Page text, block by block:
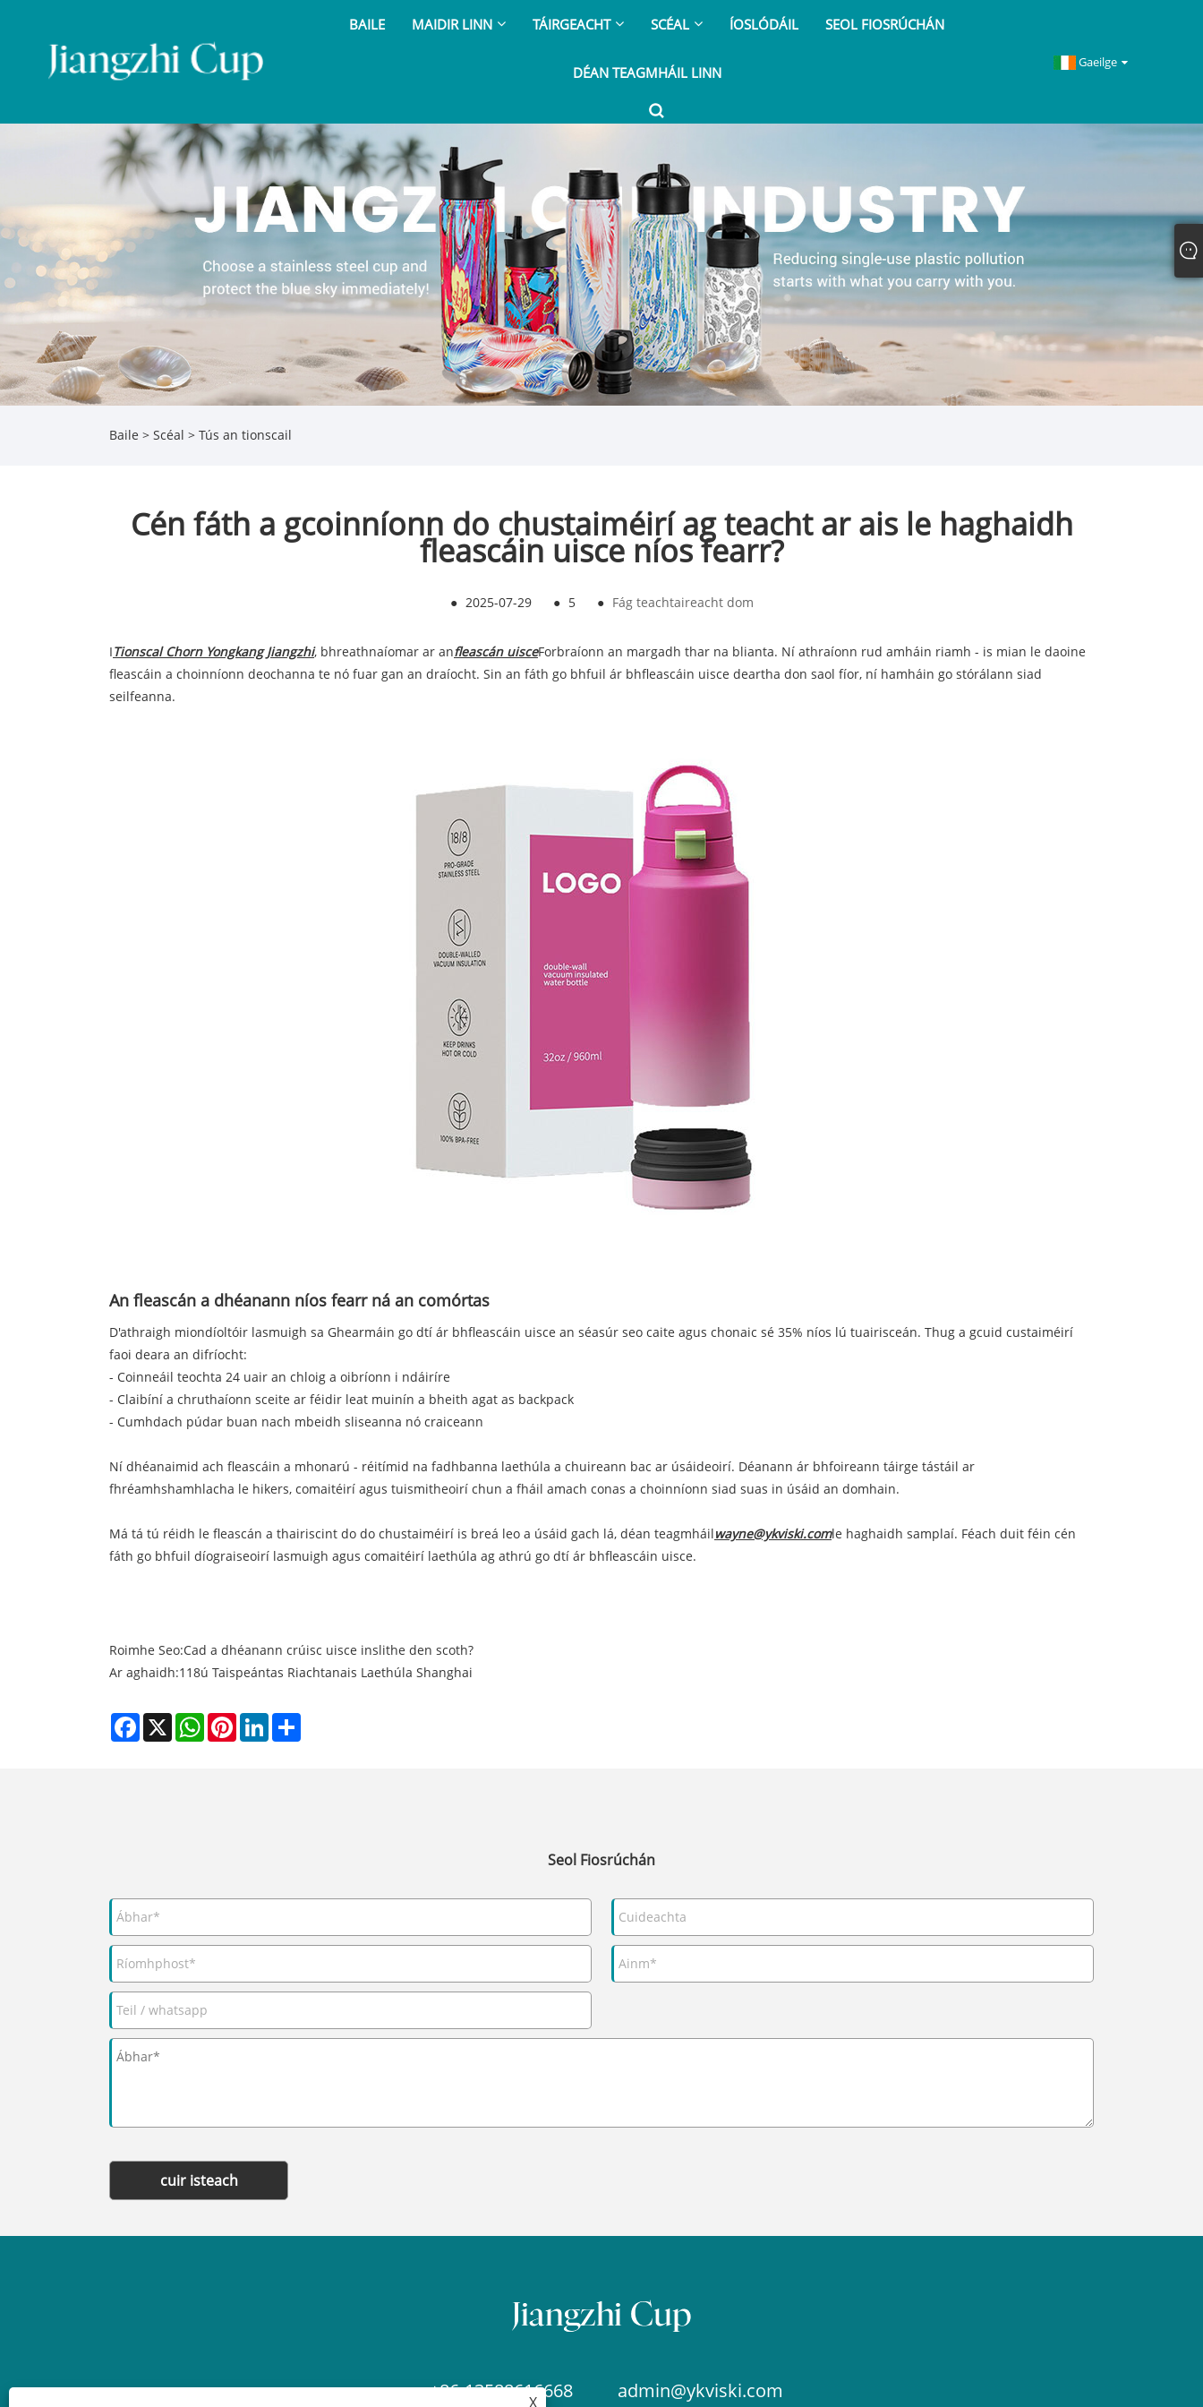
BAILE MAIDIR LINN TÁIRGEACHT SCÉAL ÍOSLÓDÁIL SEOL FIOSRÚCHÁN
DÉAN TEAGMHÁIL LINN
Gaeilge
Baile > Scéal > Tús an tionscail
Cén fáth a gcoinníonn do chustaiméirí ag teacht ar ais le haghaidh
fleascáin uisce níos fearr?
● 2025-07-29 ● 5 ● Fág teachtaireacht dom
ITionscal Chorn Yongkang Jiangzhi, bhreathnaíomar ar anfleascán uisceForbraíonn an margadh thar na blianta. Ní athraíonn rud amháin riamh - is mian le daoine
fleascáin a choinníonn deochanna te nó fuar gan an draíocht. Sin an fáth go bhfuil ár bhfleascáin uisce deartha don saol fíor, ní hamháin go stórálann siad
seilfeanna.
An fleascán a dhéanann níos fearr ná an comórtas
D'athraigh miondíoltóir lasmuigh sa Ghearmáin go dtí ár bhfleascáin uisce an séasúr seo caite agus chonaic sé 35% níos lú tuairisceán. Thug a gcuid custaiméirí
faoi deara an difríocht:
- Coinneáil teochta 24 uair an chloig a oibríonn i ndáiríre
- Claibíní a chruthaíonn sceite ar féidir leat muinín a bheith agat as backpack
- Cumhdach púdar buan nach mbeidh sliseanna nó craiceann
Ní dhéanaimid ach fleascáin a mhonarú - réitímid na fadhbanna laethúla a chuireann bac ar úsáideoirí. Déanann ár bhfoireann táirge tástáil ar
fhréamhshamhlacha le hikers, comaitéirí agus tuismitheoirí chun a fháil amach conas a choinníonn siad suas in úsáid an domhain.
Má tá tú réidh le fleascán a thairiscint do do chustaiméirí is breá leo a úsáid gach lá, déan teagmháilwayne@ykviski.comle haghaidh samplaí. Féach duit féin cén
fáth go bhfuil díograiseoirí lasmuigh agus comaitéirí laethúla ag athrú go dtí ár bhfleascáin uisce.
Roimhe Seo:Cad a dhéanann crúisc uisce inslithe den scoth?
Ar aghaidh:118ú Taispeántas Riachtanais Laethúla Shanghai
Facebook
X WhatsAppPinterestLinkedIn
Seol Fiosrúchán
cuir isteach
+86-13588616668 admin@ykviski.com
X